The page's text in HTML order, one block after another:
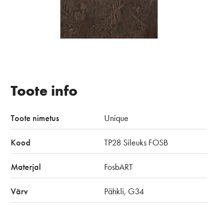
Toote info
Toote nimetus Unique
Kood TP28 Sileuks FOSB
Materjal FosbART
Värv Pähkli, G34